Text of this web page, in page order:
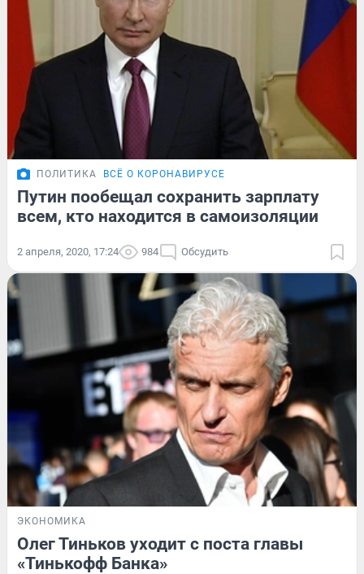
ПОЛИТИКА ВСЁ О КОРОНАВИРУСЕ
Путин пообещал сохранить зарплату
всем, кто находится в самоизоляции
2 апреля, 2020, 17:24 984 Обсудить
ЭКОНОМИКА
Олег Тиньков уходит с поста главы
«Тинькофф Банка»